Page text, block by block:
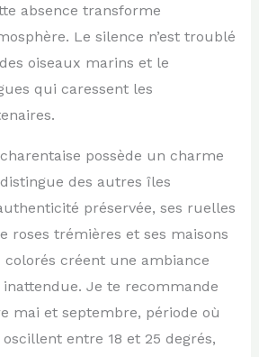
absence transforme
Le silence n’est troublé
oiseaux marins et le
qui caressent les
possède un charme
des autres îles
préservée, ses ruelles
roses trémières et ses maisons
colorés créent une ambiance
Je te recommande
mai et septembre, période où
entre 18 et 25 degrés,